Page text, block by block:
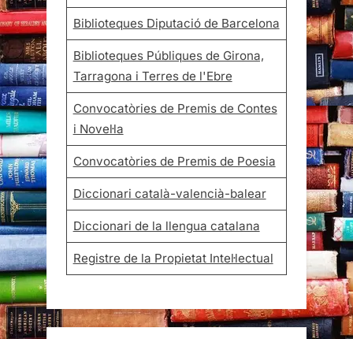
Biblioteques Diputació de Barcelona
Biblioteques Públiques de Girona,
Tarragona i Terres de l'Ebre
Convocatòries de Premis de Contes
i Novel·la
Convocatòries de Premis de Poesia
Diccionari català-valencià-balear
Diccionari de la llengua catalana
Registre de la Propietat Intel·lectual